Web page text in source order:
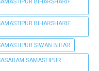
BIHARSHARIF
BIHARSHARIF
SIWAN BIHAR
SAMASTIPUR